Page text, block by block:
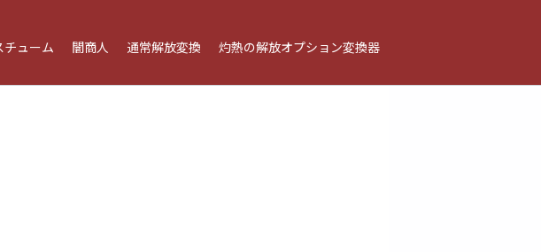
チューム 闇商人 通常解放変換 灼熱の解放オプション変換器